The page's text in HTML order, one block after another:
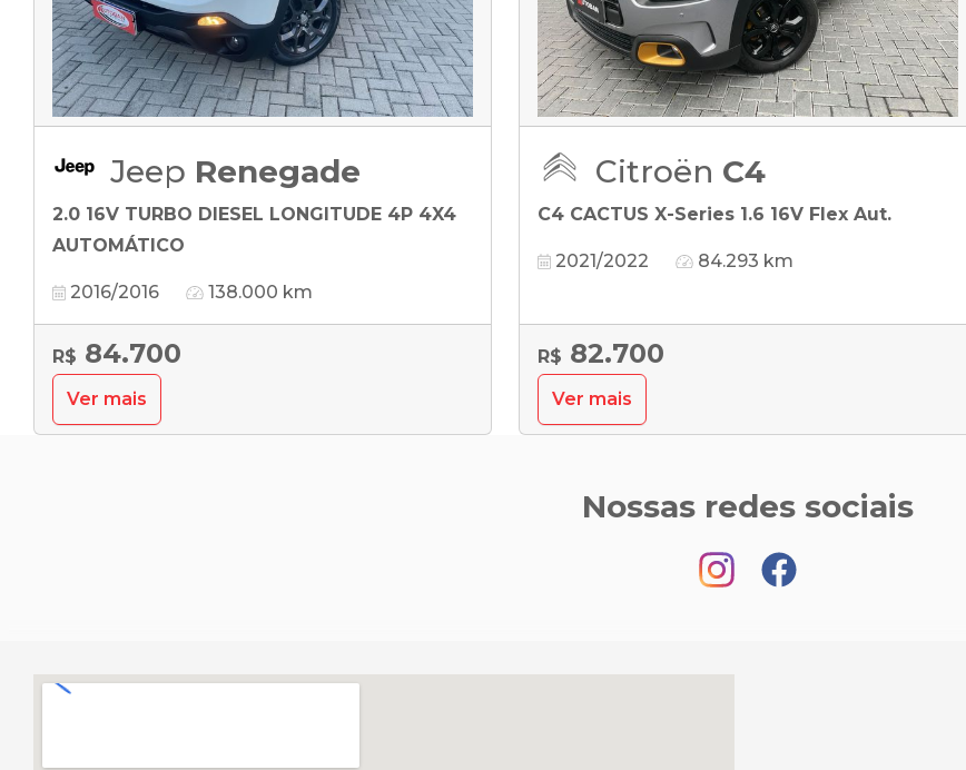
Jeep Renegade
2.0 16V TURBO DIESEL LONGITUDE 4P 4X4
AUTOMÁTICO
2016/2016 138.000 km
R$ 84.700
Ver mais
Citroën C4
C4 CACTUS X-Series 1.6 16V Flex Aut.
2021/2022 84.293 km
R$ 82.700
Ver mais
Nossas redes sociais